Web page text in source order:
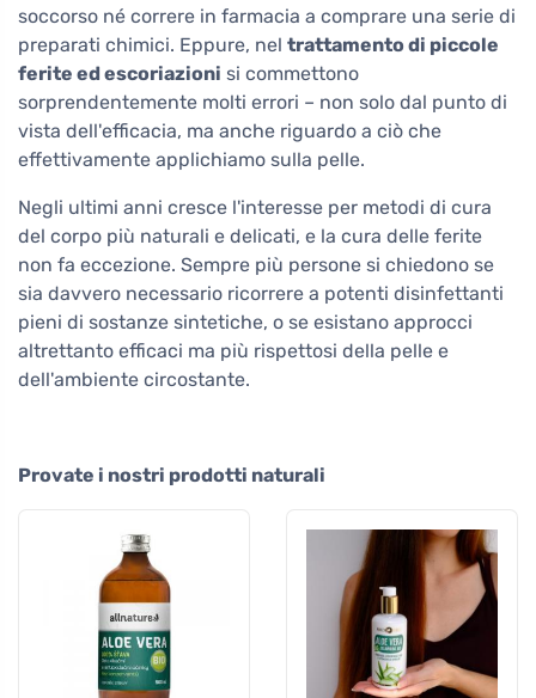
soccorso né correre in farmacia a comprare una serie di
preparati chimici. Eppure, nel trattamento di piccole
ferite ed escoriazioni si commettono
sorprendentemente molti errori – non solo dal punto di
vista dell'efficacia, ma anche riguardo a ciò che
effettivamente applichiamo sulla pelle.
Negli ultimi anni cresce l'interesse per metodi di cura
del corpo più naturali e delicati, e la cura delle ferite
non fa eccezione. Sempre più persone si chiedono se
sia davvero necessario ricorrere a potenti disinfettanti
pieni di sostanze sintetiche, o se esistano approcci
altrettanto efficaci ma più rispettosi della pelle e
dell'ambiente circostante.
Provate i nostri prodotti naturali